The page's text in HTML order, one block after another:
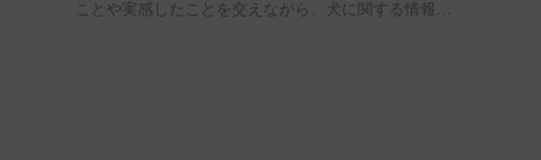
ことや実感したことを交えながら、犬に関する情報…